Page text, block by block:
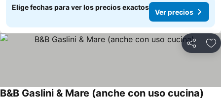
Elige fechas para ver los precios exactos
Ver precios
Compartir
B&B Gaslini & Mare (anche con uso cucina)